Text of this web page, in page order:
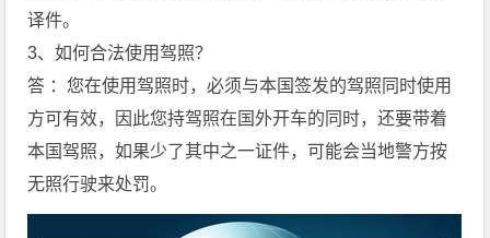
译件。
3、如何合法使用驾照？
答 ：您在使用驾照时，必须与本国签发的驾照同时使用
方可有效，因此您持驾照在国外开车的同时，还要带着
本国驾照，如果少了其中之一证件，可能会当地警方按
无照行驶来处罚。